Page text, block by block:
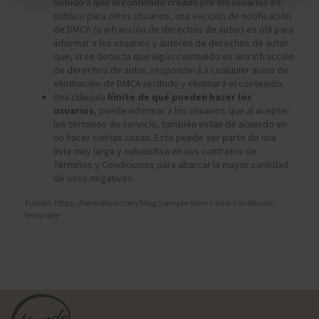
público para otros usuarios, una sección de notificación
de DMCA (o infracción de derechos de autor) es útil para
informar a los usuarios y autores de derechos de autor
que, si se detecta que algún contenido es una infracción
de derechos de autor, responderá a cualquier aviso de
eliminación de DMCA recibido y eliminará el contenido.
Una cláusula límite de qué pueden hacer los
usuarios , puede informar a los usuarios que al aceptar
los términos de servicio, también están de acuerdo en
no hacer ciertas cosas. Esto puede ser parte de una
lista muy larga y exhaustiva en sus contratos de
Términos y Condiciones para abarcar la mayor cantidad
de usos negativos.
Fuente: https://termsfeed.com/blog/sample-terms-and-conditions-
template